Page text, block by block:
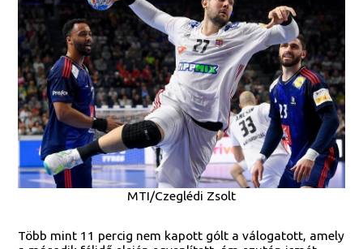
MTI/Czeglédi Zsolt
Több mint 11 percig nem kapott gólt a válogatott, amely